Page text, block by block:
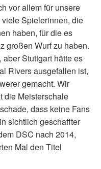
vor allem für unsere
Spielerinnen, die
haben, für die es
großen Wurf zu haben.
Stuttgart hätte es
Rivers ausgefallen ist,
gemacht. Wir
die Meisterschale
dass keine Fans
sichtlich geschaffter
DSC nach 2014,
Mal den Titel